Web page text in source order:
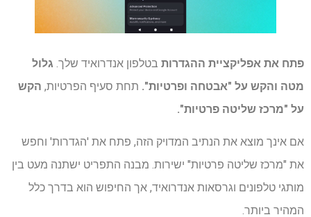
פתח את אפליקציית ההגדרות בטלפון אנדרואיד שלך. גלול
מטה והקש על "אבטחה ופרטיות". תחת סעיף הפרטיות, הקש
על "מרכז שליטה פרטיות".
אם אינך מוצא את הנתיב המדויק הזה, פתח את 'הגדרות' וחפש
את "מרכז שליטה פרטיות" ישירות. מבנה התפריט ישתנה מעט בין
מותגי טלפונים וגרסאות אנדרואיד, אך החיפוש הוא בדרך כלל
המהיר ביותר.